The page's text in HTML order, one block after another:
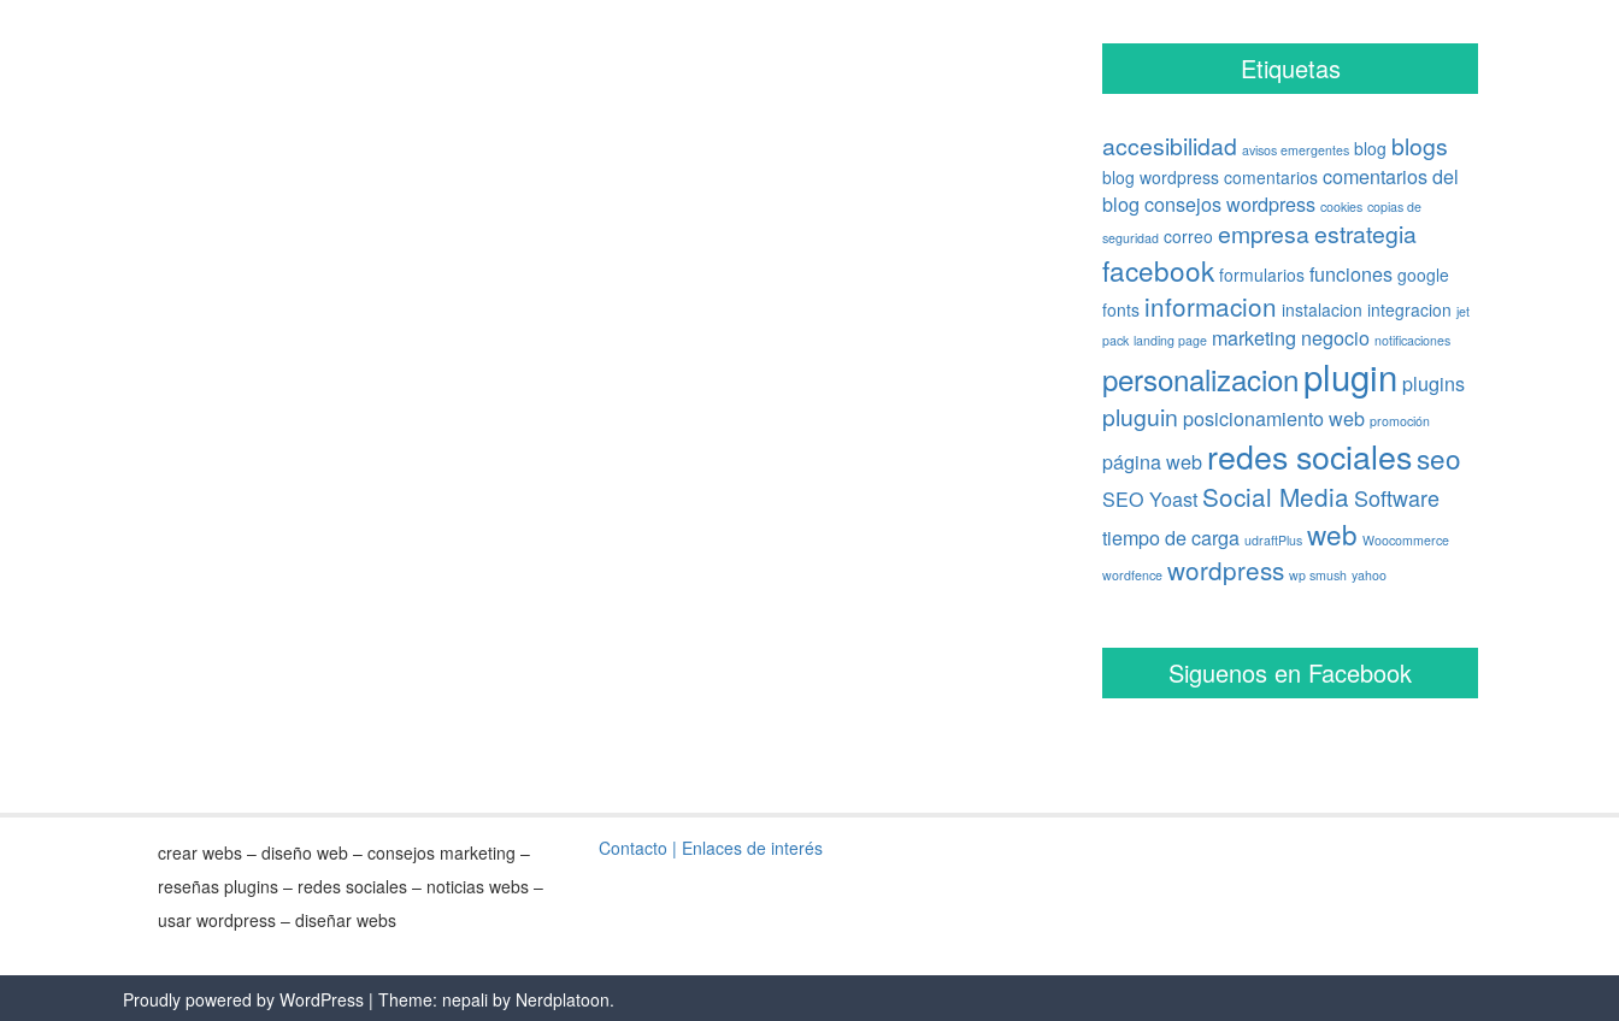
Etiquetas
accesibilidad avisos emergentes blog blogs
blog wordpress comentarios comentarios del
blog consejos wordpress cookies copias de
seguridad correo empresaestrategia
facebook formularios funciones google
fonts informacion instalacion integracion jet
pack landing page marketing negocio notificaciones
personalizacionplugin plugins
pluguin posicionamiento web promoción
página web redes socialesseo
SEO Yoast Social Media Software
tiempo de carga udraftPlus web Woocommerce
wordfence wordpress wp smush yahoo
Siguenos en Facebook
crear webs – diseño web – consejos marketing –
reseñas plugins – redes sociales – noticias webs –
usar wordpress – diseñar webs
Contacto | Enlaces de interés
Proudly powered by WordPress | Theme: nepali by Nerdplatoon.